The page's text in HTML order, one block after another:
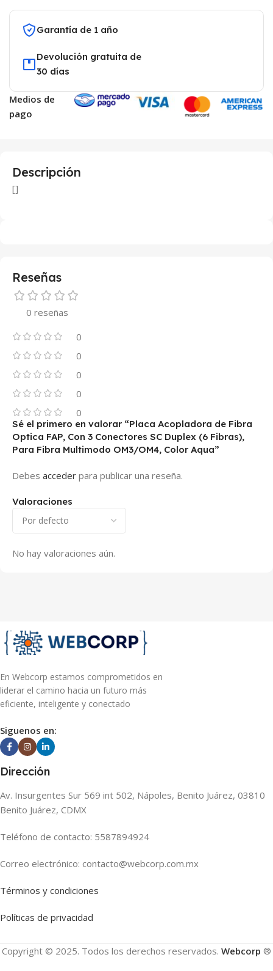
Garantía de 1 año
Devolución gratuita de
30 días
Medios de
pago
Descripción
[]
Reseñas
0 reseñas
0
0
0
0
0
Valoraciones
No hay valoraciones aún.
Sé el primero en valorar “Placa Acopladora de Fibra
Optica FAP, Con 3 Conectores SC Duplex (6 Fibras),
Para Fibra Multimodo OM3/OM4, Color Aqua”
Debes acceder para publicar una reseña.
En Webcorp estamos comprometidos en
liderar el camino hacia un futuro más
eficiente, inteligente y conectado
Siguenos en:
Dirección
Av. Insurgentes Sur 569 int 502, Nápoles, Benito Juárez, 03810
Benito Juárez, CDMX
Teléfono de contacto: 5587894924
Correo electrónico: contacto@webcorp.com.mx
Términos y condiciones
Políticas de privacidad
Copyright © 2025. Todos los derechos reservados. Webcorp ®